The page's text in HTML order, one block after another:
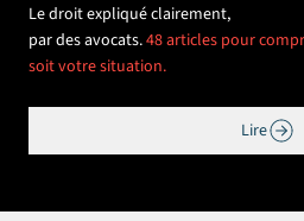
Le droit expliqué clairement,
par des avocats.48 articles pour
soit votre situation.
Lire